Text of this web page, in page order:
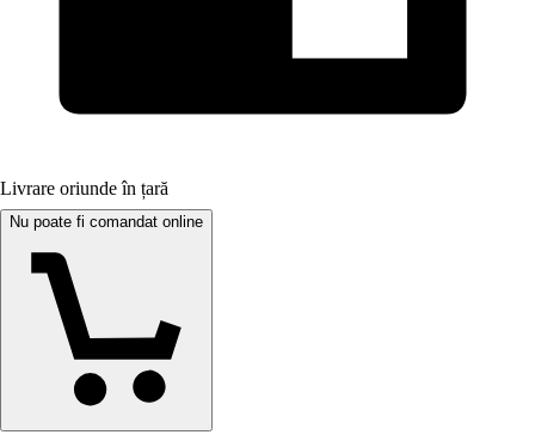
Livrare oriunde în țară
Nu poate fi comandat online